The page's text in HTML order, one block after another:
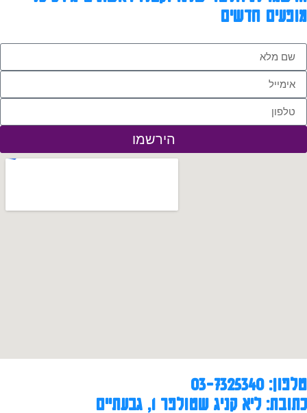
מופעים חדשים
הירשמו
טלפון: 03-7325340
כתובת: ליא קניג שטולפר 1, גבעתיים